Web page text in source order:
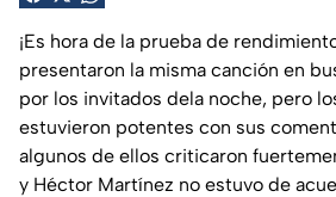
¡Es hora de la prueba de
presentaron la misma canción en
por los invitados dela noche, pero
estuvieron potentes con sus
algunos de ellos criticaron
y Héctor Martínez no estuvo de